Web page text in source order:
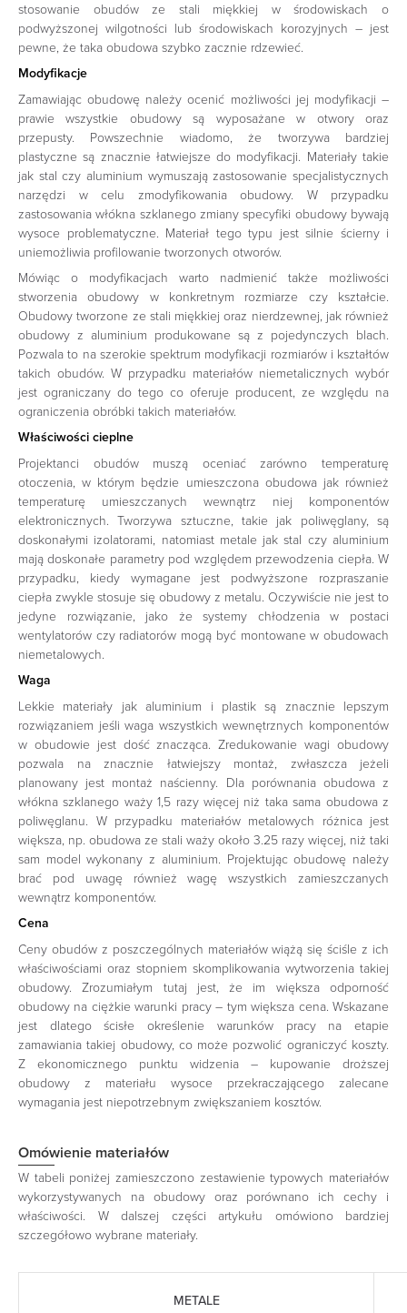
stosowanie obudów ze stali miękkiej w środowiskach o
podwyższonej wilgotności lub środowiskach korozyjnych – jest
pewne, że taka obudowa szybko zacznie rdzewieć.
Modyfikacje
Zamawiając obudowę należy ocenić możliwości jej modyfikacji –
prawie wszystkie obudowy są wyposażane w otwory oraz
przepusty. Powszechnie wiadomo, że tworzywa bardziej
plastyczne są znacznie łatwiejsze do modyfikacji. Materiały takie
jak stal czy aluminium wymuszają zastosowanie specjalistycznych
narzędzi w celu zmodyfikowania obudowy. W przypadku
zastosowania włókna szklanego zmiany specyfiki obudowy bywają
wysoce problematyczne. Materiał tego typu jest silnie ścierny i
uniemożliwia profilowanie tworzonych otworów.
Mówiąc o modyfikacjach warto nadmienić także możliwości
stworzenia obudowy w konkretnym rozmiarze czy kształcie.
Obudowy tworzone ze stali miękkiej oraz nierdzewnej, jak również
obudowy z aluminium produkowane są z pojedynczych blach.
Pozwala to na szerokie spektrum modyfikacji rozmiarów i kształtów
takich obudów. W przypadku materiałów niemetalicznych wybór
jest ograniczany do tego co oferuje producent, ze względu na
ograniczenia obróbki takich materiałów.
Właściwości cieplne
Projektanci obudów muszą oceniać zarówno temperaturę
otoczenia, w którym będzie umieszczona obudowa jak również
temperaturę umieszczanych wewnątrz niej komponentów
elektronicznych. Tworzywa sztuczne, takie jak poliwęglany, są
doskonałymi izolatorami, natomiast metale jak stal czy aluminium
mają doskonałe parametry pod względem przewodzenia ciepła. W
przypadku, kiedy wymagane jest podwyższone rozpraszanie
ciepła zwykle stosuje się obudowy z metalu. Oczywiście nie jest to
jedyne rozwiązanie, jako że systemy chłodzenia w postaci
wentylatorów czy radiatorów mogą być montowane w obudowach
niemetalowych.
Waga
Lekkie materiały jak aluminium i plastik są znacznie lepszym
rozwiązaniem jeśli waga wszystkich wewnętrznych komponentów
w obudowie jest dość znacząca. Zredukowanie wagi obudowy
pozwala na znacznie łatwiejszy montaż, zwłaszcza jeżeli
planowany jest montaż naścienny. Dla porównania obudowa z
włókna szklanego waży 1,5 razy więcej niż taka sama obudowa z
poliwęglanu. W przypadku materiałów metalowych różnica jest
większa, np. obudowa ze stali waży około 3.25 razy więcej, niż taki
sam model wykonany z aluminium. Projektując obudowę należy
brać pod uwagę również wagę wszystkich zamieszczanych
wewnątrz komponentów.
Cena
Ceny obudów z poszczególnych materiałów wiążą się ściśle z ich
właściwościami oraz stopniem skomplikowania wytworzenia takiej
obudowy. Zrozumiałym tutaj jest, że im większa odporność
obudowy na ciężkie warunki pracy – tym większa cena. Wskazane
jest dlatego ścisłe określenie warunków pracy na etapie
zamawiania takiej obudowy, co może pozwolić ograniczyć koszty.
Z ekonomicznego punktu widzenia – kupowanie droższej
obudowy z materiału wysoce przekraczającego zalecane
wymagania jest niepotrzebnym zwiększaniem kosztów.
Omówienie materiałów
W tabeli poniżej zamieszczono zestawienie typowych materiałów
wykorzystywanych na obudowy oraz porównano ich cechy i
właściwości. W dalszej części artykułu omówiono bardziej
szczegółowo wybrane materiały.
METALE